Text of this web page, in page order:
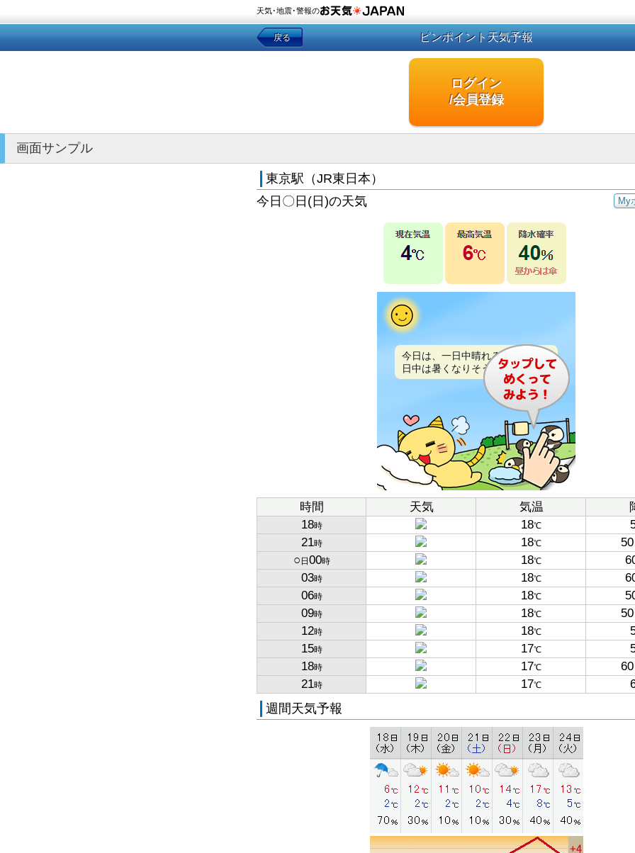
天気･地震･警報の
戻る ピンポイント天気予報
ログイン
/会員登録
画面サンプル
東京駅（JR東日本）
My
今日〇日(日)の天気
今日は、一日中晴れるでしょう。
日中は暑くなりそうです。
時間 天気 気温
18時 18℃
21時 18℃ 50
○ 日 00時 18℃
03時 18℃
06時 18℃
09時 18℃ 50
12時 18℃
15時 17℃
18時 17℃ 60
21時 17℃
週間天気予報